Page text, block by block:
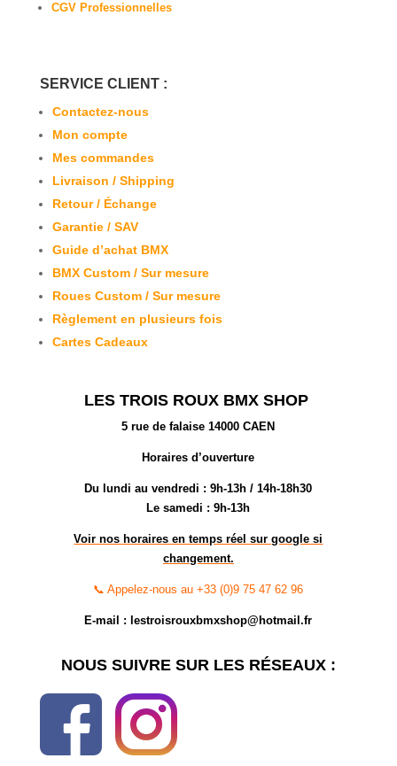
CGV Professionnelles
SERVICE CLIENT :
Contactez-nous
Mon compte
Mes commandes
Livraison / Shipping
Retour / Échange
Garantie / SAV
Guide d’achat BMX
BMX Custom / Sur mesure
Roues Custom / Sur mesure
Règlement en plusieurs fois
Cartes Cadeaux
LES TROIS ROUX BMX SHOP
5 rue de falaise 14000 CAEN
Horaires d’ouverture
Du lundi au vendredi :9h-13h / 14h-18h30
Le samedi : 9h-13h
Voir nos horaires en temps réel sur google si
changement.
📞 Appelez-nous au +33 (0)9 75 47 62 96
E-mail : lestroisrouxbmxshop@hotmail.fr
NOUS SUIVRE SUR LES RÉSEAUX :